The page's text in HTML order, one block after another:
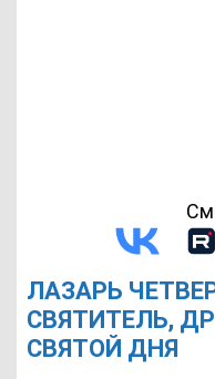
ЛАЗАРЬ
СВЯТИТЕЛЬ,
СВЯТОЙ ДНЯ